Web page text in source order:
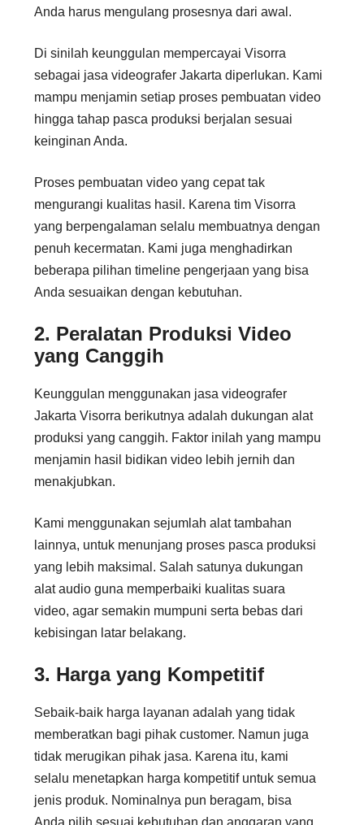
Anda harus mengulang prosesnya dari awal.
Di sinilah keunggulan mempercayai Visorra
sebagai jasa videografer Jakarta diperlukan. Kami
mampu menjamin setiap proses pembuatan video
hingga tahap pasca produksi berjalan sesuai
keinginan Anda.
Proses pembuatan video yang cepat tak
mengurangi kualitas hasil. Karena tim Visorra
yang berpengalaman selalu membuatnya dengan
penuh kecermatan. Kami juga menghadirkan
beberapa pilihan timeline pengerjaan yang bisa
Anda sesuaikan dengan kebutuhan.
2. Peralatan Produksi Video
yang Canggih
Keunggulan menggunakan jasa videografer
Jakarta Visorra berikutnya adalah dukungan alat
produksi yang canggih. Faktor inilah yang mampu
menjamin hasil bidikan video lebih jernih dan
menakjubkan.
Kami menggunakan sejumlah alat tambahan
lainnya, untuk menunjang proses pasca produksi
yang lebih maksimal. Salah satunya dukungan
alat audio guna memperbaiki kualitas suara
video, agar semakin mumpuni serta bebas dari
kebisingan latar belakang.
3. Harga yang Kompetitif
Sebaik-baik harga layanan adalah yang tidak
memberatkan bagi pihak customer. Namun juga
tidak merugikan pihak jasa. Karena itu, kami
selalu menetapkan harga kompetitif untuk semua
jenis produk. Nominalnya pun beragam, bisa